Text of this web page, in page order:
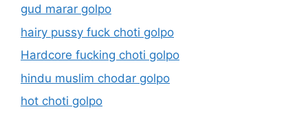
gud marar golpo
hairy pussy fuck choti golpo
Hardcore fucking choti golpo
hindu muslim chodar golpo
hot choti golpo